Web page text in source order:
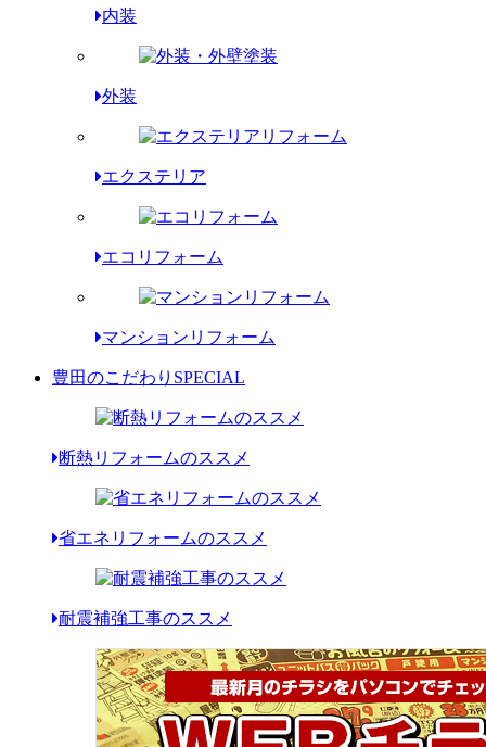
内装
外装
エクステリア
エコリフォーム
マンションリフォーム
豊田のこだわり SPECIAL
断熱リフォームのススメ
省エネリフォームのススメ
耐震補強工事のススメ